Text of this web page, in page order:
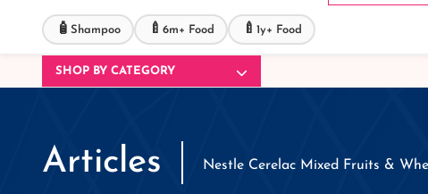
🧴 Shampoo 🍼 6m+ Food 🍼 1y+ Food
SHOP BY CATEGORY
Articles Nestle Cerelac Mixed Fruits &